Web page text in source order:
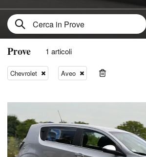
Prove 1 articoli
Chevrolet Aveo